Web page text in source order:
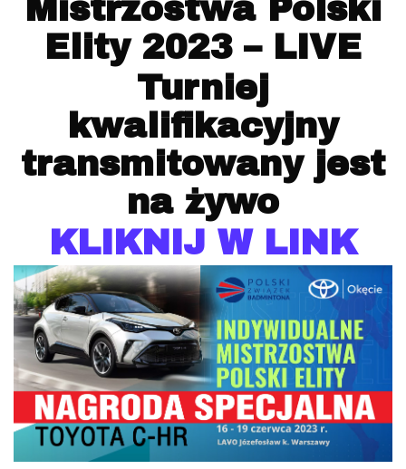
Mistrzostwa Polski
Elity 2023 – LIVE
Turniej
kwalifikacyjny
transmitowany jest
na żywo
KLIKNIJ W LINK